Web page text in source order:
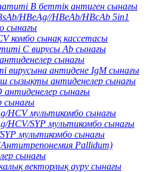
В беттік антиген сынағы
HBeAg//HBeAb/HBcAb 5in1
сынағы
комбо сынақ кассетасы
С вирусы Ab сынағы
сынағы
вирусына антидене IgM сынағы
сызықты антиденелер сынағы
сынағы
сынағы
HCV мультикомбо сынағы
HCV/SYP мультикомбо сынағы
мультикомбо сынағы
Pallidum)
сынағы
векторлық ауру сынағы